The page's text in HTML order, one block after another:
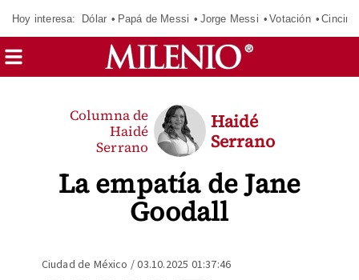
Hoy interesa: Dólar Papá de Messi Jorge Messi Votación
La empatía de Jane
Goodall
Columna de
Haidé
Serrano
Haidé
Serrano
Ciudad de México /03.10.2025 01:37:46